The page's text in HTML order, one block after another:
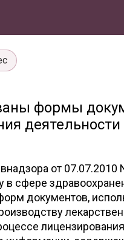
формы
от
сфере
документов,